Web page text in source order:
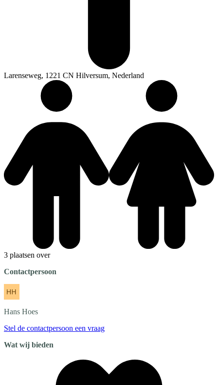
Larenseweg, 1221 CN Hilversum, Nederland
3 plaatsen over
Contactpersoon
Hans Hoes
Stel de contactpersoon een vraag
Wat wij bieden